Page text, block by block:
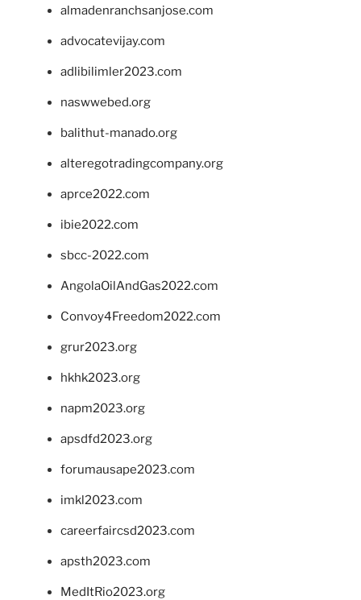
almadenranchsanjose.com
advocatevijay.com
adlibilimler2023.com
naswwebed.org
balithut-manado.org
alteregotradingcompany.org
aprce2022.com
ibie2022.com
sbcc-2022.com
AngolaOilAndGas2022.com
Convoy4Freedom2022.com
grur2023.org
hkhk2023.org
napm2023.org
apsdfd2023.org
forumausape2023.com
imkl2023.com
careerfaircsd2023.com
apsth2023.com
MedItRio2023.org